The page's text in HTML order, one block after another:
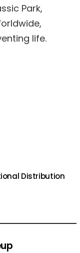
Park,
life.
Distribution